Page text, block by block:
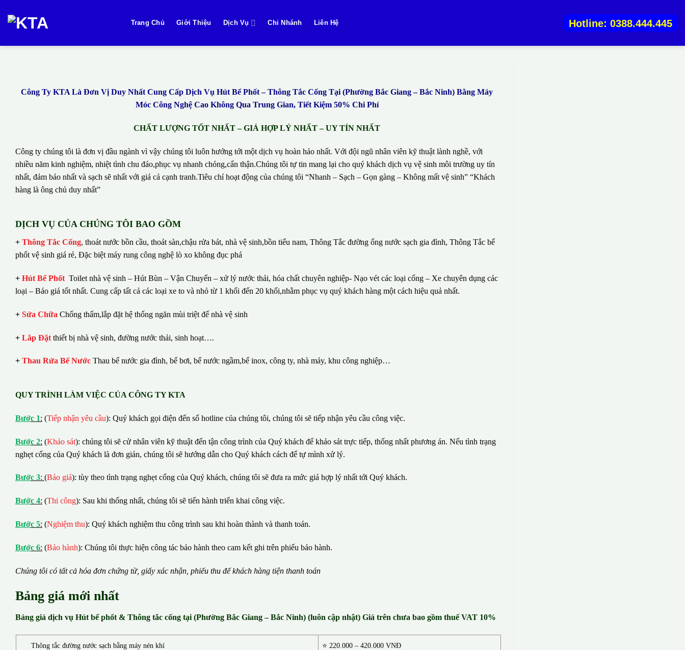
qua
dung
Trang Chủ Giới Thiệu Dịch Vụ Chi Nhánh Liên Hệ Hotline: 0388.444.445
Công Ty KTA Là Đơn Vị Duy Nhất Cung Cấp Dịch Vụ Hút Bể Phốt – Thông Tắc Cống Tại (Phường Bắc Giang – Bắc Ninh) Bằng Máy
Móc Công Nghệ Cao Không Qua Trung Gian, Tiết Kiệm 50% Chi Phí
CHẤT LƯỢNG TỐT NHẤT – GIÁ HỢP LÝ NHẤT – UY TÍN NHẤT
Công ty chúng tôi là đơn vị đầu ngành vì vậy chúng tôi luôn hướng tới một dịch vụ hoàn hảo nhất. Với đội ngũ nhân viên kỹ thuật lành nghề, với
nhiều năm kinh nghiệm, nhiệt tình chu đáo,phục vụ nhanh chóng,cẩn thận.Chúng tôi tự tin mang lại cho quý khách dịch vụ vệ sinh môi trường uy tín
nhất, đảm bảo nhất và sạch sẽ nhất với giá cả cạnh tranh.Tiêu chí hoạt động của chúng tôi “Nhanh – Sạch – Gọn gàng – Không mất vệ sinh” “Khách
hàng là ông chủ duy nhất”
DỊCH VỤ CỦA CHÚNG TÔI BAO GỒM
+ Thông Tắc Cống, thoát nước bồn cầu, thoát sàn,chậu rửa bát, nhà vệ sinh,bồn tiểu nam, Thông Tắc đường ống nước sạch gia đình, Thông Tắc bể
phốt vệ sinh giá rẻ, Đặc biệt máy rung công nghệ lò xo không đục phá
+ Hút Bể Phốt Toilet nhà vệ sinh – Hút Bùn – Vận Chuyển – xử lý nước thải, hóa chất chuyên nghiệp- Nạo vét các loại cống – Xe chuyên dụng các
loại – Báo giá tốt nhất. Cung cấp tất cả các loại xe to và nhỏ từ 1 khối đến 20 khối,nhằm phục vụ quý khách hàng một cách hiệu quả nhất.
+ Sửa Chữa Chống thấm,lắp đặt hệ thống ngăn mùi triệt để nhà vệ sinh
+ Lắp Đặt thiết bị nhà vệ sinh, đường nước thải, sinh hoạt….
+ Thau Rửa Bể Nước Thau bể nước gia đình, bể bơi, bể nước ngầm,bể inox, công ty, nhà máy, khu công nghiệp…
QUY TRÌNH LÀM VIỆC CỦA CÔNG TY KTA
Bước 1: (Tiếp nhận yêu cầu): Quý khách gọi điện đến số hotline của chúng tôi, chúng tôi sẽ tiếp nhận yêu cầu công việc.
Bước 2: (Khảo sát): chúng tôi sẽ cử nhân viên kỹ thuật đến tận công trình của Quý khách để khảo sát trực tiếp, thống nhất phương án. Nếu tình trạng
nghẹt cống của Quý khách là đơn giản, chúng tôi sẽ hướng dẫn cho Quý khách cách để tự mình xử lý.
Bước 3: (Báo giá): tùy theo tình trạng nghẹt cống của Quý khách, chúng tôi sẽ đưa ra mức giá hợp lý nhất tới Quý khách.
Bước 4: (Thi công): Sau khi thống nhất, chúng tôi sẽ tiến hành triển khai công việc.
Bước 5: (Nghiệm thu): Quý khách nghiệm thu công trình sau khi hoàn thành và thanh toán.
Bước 6: (Bảo hành): Chúng tôi thực hiện công tác bảo hành theo cam kết ghi trên phiếu bảo hành.
Chúng tôi có tất cả hóa đơn chứng từ, giấy xác nhận, phiếu thu đểkhách hàng tiện thanh toán
Bảng giá mới nhất
Bảng giá dịch vụ Hút bể phốt & Thông tắc cống tại (Phường Bắc Giang – Bắc Ninh) (luôn cập nhật) Giá trên chưa bao gồm thuế VAT 10%
Thông tắc đường nước sạch bằng máy nén khí ⭐ 220.000 – 420.000 VNĐ